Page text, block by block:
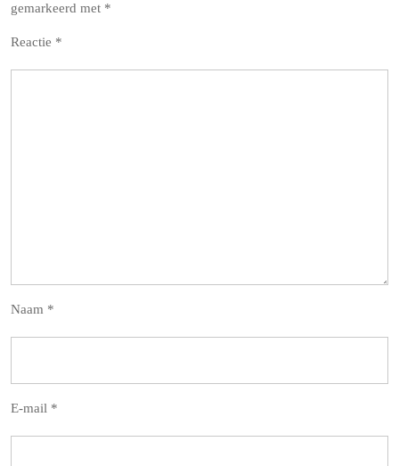
gemarkeerd met *
Reactie *
Naam *
E-mail *